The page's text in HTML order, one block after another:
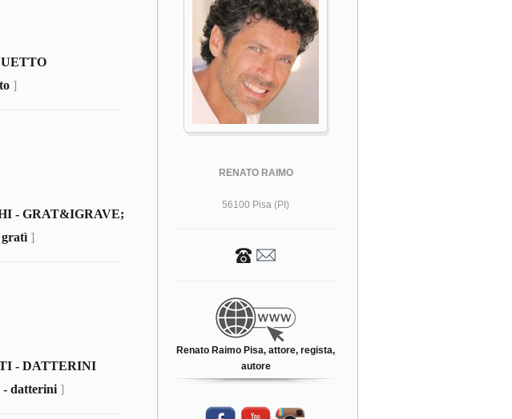
]
- GRAT&IGRAVE;
gratì ]
- DATTERINI
- datterini ]
RENATO RAIMO
56100 Pisa (PI)
Renato Raimo Pisa, attore, regista,
autore